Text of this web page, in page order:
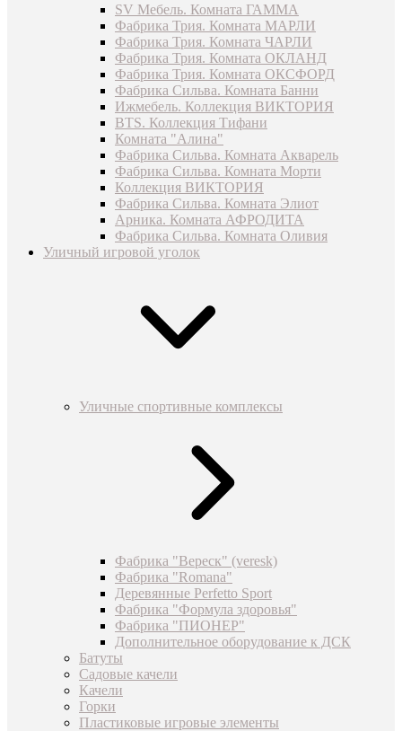
SV Мебель. Комната ГАММА
Фабрика Трия. Комната МАРЛИ
Фабрика Трия. Комната ЧАРЛИ
Фабрика Трия. Комната ОКЛАНД
Фабрика Трия. Комната ОКСФОРД
Фабрика Сильва. Комната Банни
Ижмебель. Коллекция ВИКТОРИЯ
BTS. Коллекция Тифани
Комната "Алина"
Фабрика Сильва. Комната Акварель
Фабрика Сильва. Комната Морти
Коллекция ВИКТОРИЯ
Фабрика Сильва. Комната Элиот
Арника. Комната АФРОДИТА
Фабрика Сильва. Комната Оливия
Уличный игровой уголок
Уличные спортивные комплексы
Фабрика "Вереск" (veresk)
Фабрика "Romana"
Деревянные Perfetto Sport
Фабрика "Формула здоровья"
Фабрика "ПИОНЕР"
Дополнительное оборудование к ДСК
Батуты
Садовые качели
Качели
Горки
Пластиковые игровые элементы